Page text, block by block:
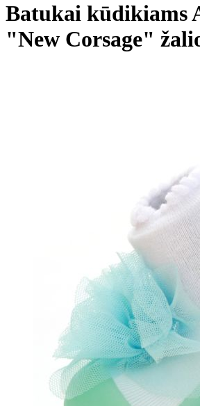
Batukai kūdikiams
"New Corsage"